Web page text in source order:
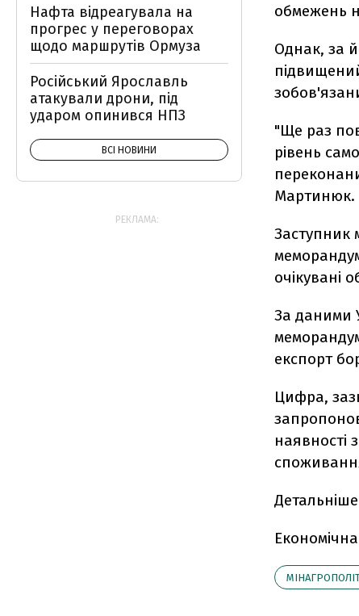
обмежень
Однак, за
"Ще раз
рівень
Мартинюк.
Заступник
очікувані
За даними
експорт
Цифра,
наявності
Нафта відреагувала на
прогрес у переговорах
щодо маршрутів Ормуза
Російський Ярославль
атакували дрони, під
ударом опинився НПЗ
ВСІ НОВИНИ
РЕКЛАМА: